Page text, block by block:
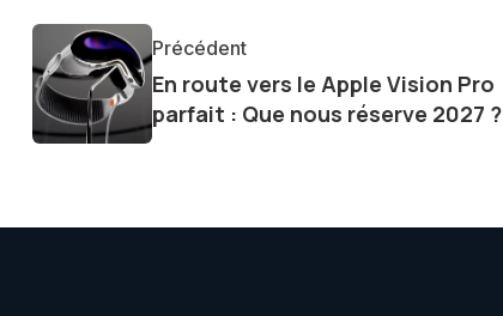
Précédent
En route vers le Apple Vision Pro
parfait : Que nous réserve 2027 ?